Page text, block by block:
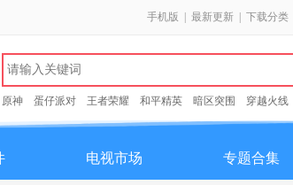
手机版 最新更新 下载分类
原神 蛋仔派对 王者荣耀 和平精英 暗区突围 穿越火线
电视市场 专题合集